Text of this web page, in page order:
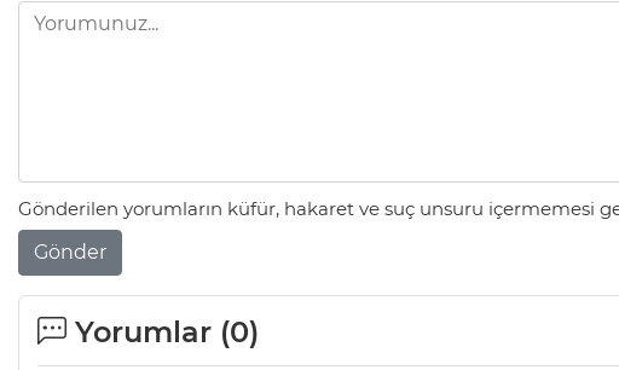
Gönderilen yorumların küfür, hakaret ve suç unsuru içermemesi
Gönder
Yorumlar (0)